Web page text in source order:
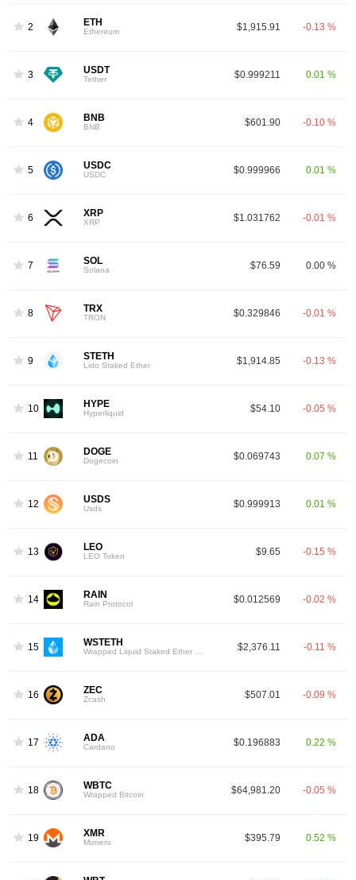
2 ETH
Ethereum $1,915.91 -0.13 %
3 USDT
Tether $0.999211 0.01 %
4 BNB
BNB $601.90 -0.10 %
5 USDC
USDC $0.999966 0.01 %
6 XRP
XRP $1.031762 -0.01 %
7 SOL
Solana $76.59 0.00 %
8 TRX
TRON $0.329846 -0.01 %
9 STETH
Lido Staked Ether $1,914.85 -0.13 %
10 HYPE
Hyperliquid $54.10 -0.05 %
11 DOGE
Dogecoin $0.069743 0.07 %
12 USDS
Usds $0.999913 0.01 %
13 LEO
LEO Token $9.65 -0.15 %
14 RAIN
Rain Protocol $0.012569 -0.02 %
15 WSTETH $2,376.11 -0.11 %
16 ZEC
Zcash $507.01 -0.09 %
17 ADA
Cardano $0.196883 0.22 %
18 WBTC
Wrapped Bitcoin $64,981.20 -0.05 %
19 XMR
Monero $395.79 0.52 %